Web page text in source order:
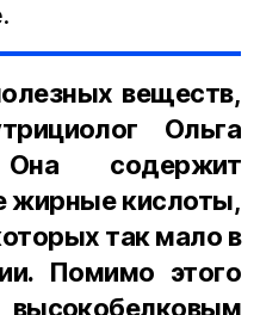
веществ,
Ольга
содержит
жирные кислоты,
так мало в
Помимо этого